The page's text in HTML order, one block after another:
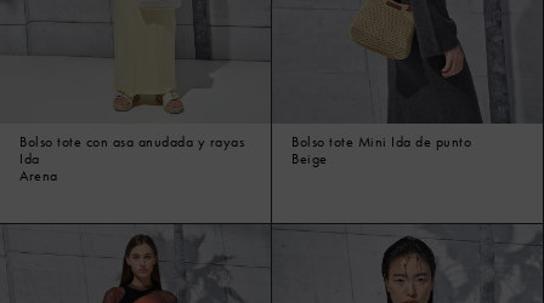
Bolso tote con asa anudada y rayas
Ida
Arena
Bolso tote Mini Ida de punto
Beige